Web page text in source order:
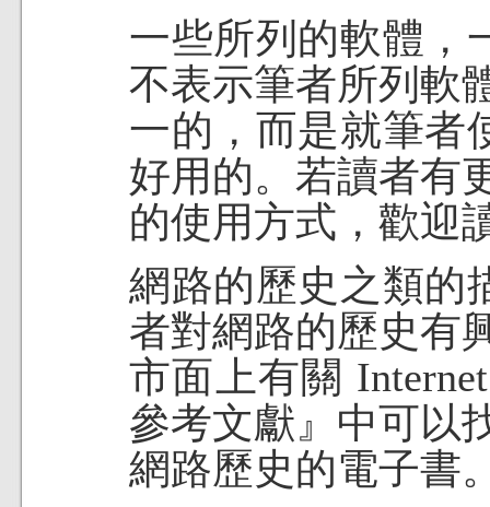
一些所列的軟體，
不表示筆者所列軟
一的，而是就筆者
好用的。若讀者有
的使用方式，歡迎
網路的歷史之類的
者對網路的歷史有
市面上有關
參考文獻』中可以
網路歷史的電子書